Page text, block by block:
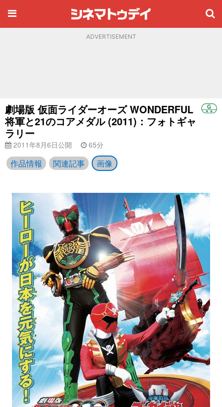
ADVERTISEMENT
劇場版 仮面ライダーオーズ WONDERFUL
将軍と21のコアメダル (2011)：フォトギャ
ラリー
2011年8月6日公開 65分
作品情報 関連記事 画像